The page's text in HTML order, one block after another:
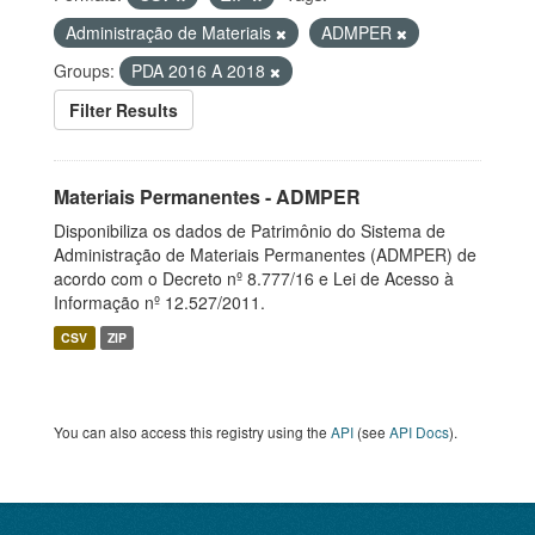
Administração de Materiais
ADMPER
Groups:
PDA 2016 A 2018
Filter Results
Materiais Permanentes - ADMPER
Disponibiliza os dados de Patrimônio do Sistema de
Administração de Materiais Permanentes (ADMPER) de
acordo com o Decreto nº 8.777/16 e Lei de Acesso à
Informação nº 12.527/2011.
CSV ZIP
You can also access this registry using the API (see API Docs).